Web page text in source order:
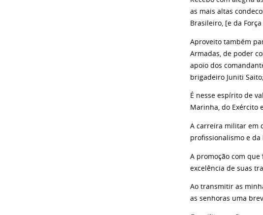
as mais altas
Brasileiro, [e da
Aproveito também
Armadas, de poder
apoio dos
brigadeiro Juniti
É nesse espírito de
Marinha, do Exército
A carreira militar em
profissionalismo e da
A promoção com
excelência de suas
Ao transmitir as
as senhoras uma